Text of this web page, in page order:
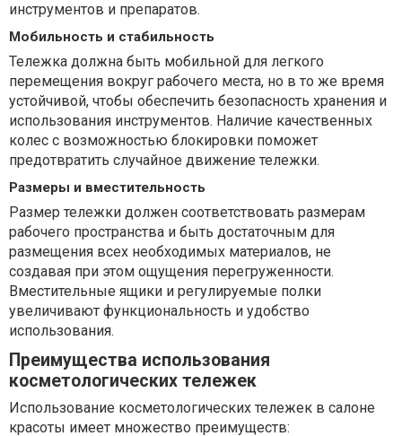
инструментов и препаратов.
Мобильность и стабильность
Тележка должна быть мобильной для легкого
перемещения вокруг рабочего места, но в то же время
устойчивой, чтобы обеспечить безопасность хранения и
использования инструментов. Наличие качественных
колес с возможностью блокировки поможет
предотвратить случайное движение тележки.
Размеры и вместительность
Размер тележки должен соответствовать размерам
рабочего пространства и быть достаточным для
размещения всех необходимых материалов, не
создавая при этом ощущения перегруженности.
Вместительные ящики и регулируемые полки
увеличивают функциональность и удобство
использования.
Преимущества использования
косметологических тележек
Использование косметологических тележек в салоне
красоты имеет множество преимуществ: